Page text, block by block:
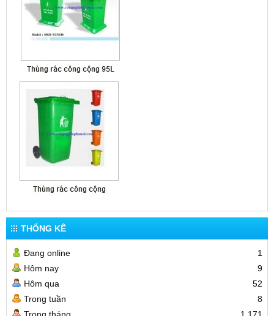
THỐNG KÊ
Đang online
1
Hôm nay
9
Hôm qua
52
Trong tuần
8